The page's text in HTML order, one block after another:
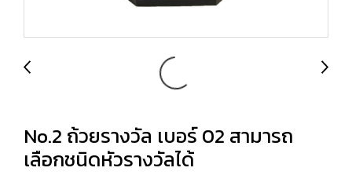
No.2 ถ้วยรางวัล เบอร์ 02 สามารถ
เลือกชนิดหัวรางวัลได้